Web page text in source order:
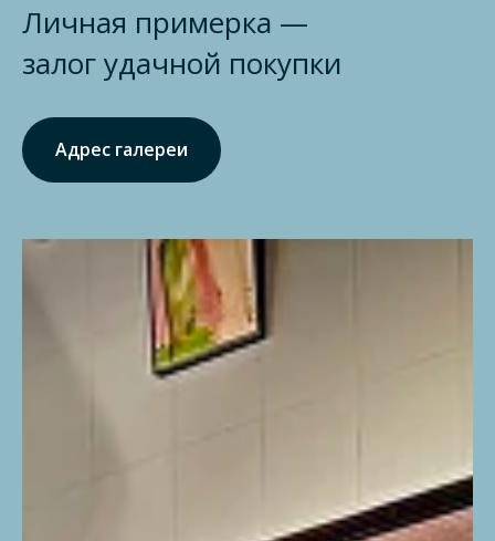
Личная примерка —
залог удачной покупки
Адрес галереи